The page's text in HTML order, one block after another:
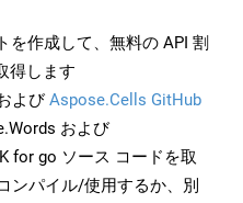
を作成して、無料の API 割
得します
よびAspose.Cells GitHub
および
for go ソース コードを取
ンパイル/使用するか、別